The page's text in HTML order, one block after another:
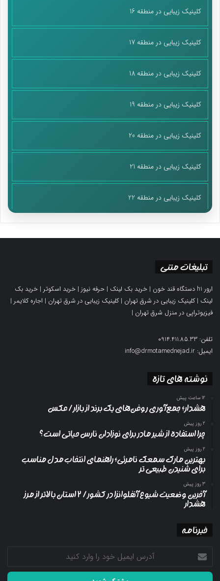
کلینیک زیبایی در منطقه 16
کلینیک زیبایی در منطقه 17
کلینیک زیبایی در منطقه 18
کلینیک زیبایی در منطقه 19
کلینیک زیبایی در منطقه 20
کلینیک زیبایی در منطقه 21
کلینیک زیبایی در منطقه 22
تبلیغات متنی
ارور h1 دستگاه قند خون | خرید بک لینک | حرفه نیوز | خرید اسکوتر | خرید بک
لینک |کلینیک زیبایی در شرق تهران |کلینیک زیبایی در شرق تهران | اجاره کلایمر |
فیزیوتراپی در منزل شرق تهران |
تلفن: 0914.411.85.33
ایمیل: info@drmotamednejad.ir
نوشته های تازه
12 ساعت پیش
هشدار؛ جمع‌آوری روغن‌های یک برند از بازار/ عکس
2 روز پیش
چرا استفاده از شیر مادر برای نوزادان نارس حیاتی است؟
2 روز پیش
بهترین مارک سمعک نامرئی؛ راهنمای انتخاب مدل مناسب
برای شنیدن طبیعی تر
3 روز پیش
آخرین وضعیت شیوع آنفلوانزا در کشور/ ۲ استان بالاتر از مرز
هشدار
خبرنامه
آدرس
ایمیل
خود